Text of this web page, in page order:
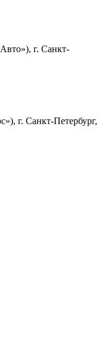
г. Санкт-
г. Санкт-Петербург,